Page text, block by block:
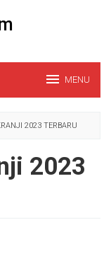
MENU
2023 TERBARU
2023